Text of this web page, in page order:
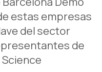
estas empresas
del sector
de